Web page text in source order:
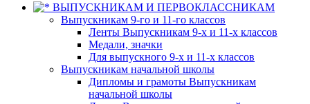
ВЫПУСКНИКАМ И ПЕРВОКЛАССНИКАМ
Выпускникам 9-го и 11-го классов
Ленты Выпускникам 9-х и 11-х классов
Медали, значки
Для выпускного 9-х и 11-х классов
Выпускникам начальной школы
Дипломы и грамоты Выпускникам
начальной школы